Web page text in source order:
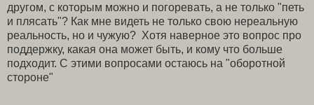
другом, с которым можно и погоревать, а не только "петь
и плясать"? Как мне видеть не только свою нереальную
реальность, но и чужую? Хотя наверное это вопрос про
поддержку, какая она может быть, и кому что больше
подходит. С этими вопросами остаюсь на "оборотной
стороне"